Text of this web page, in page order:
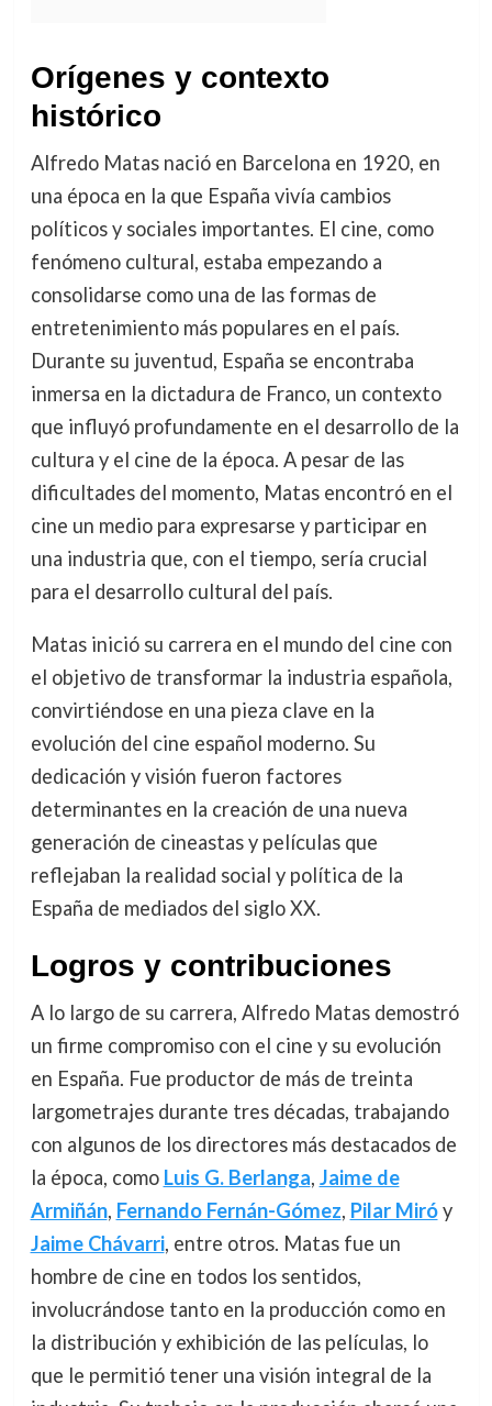
Orígenes y contexto
histórico
Alfredo Matas nació en Barcelona en 1920, en
una época en la que España vivía cambios
políticos y sociales importantes. El cine, como
fenómeno cultural, estaba empezando a
consolidarse como una de las formas de
entretenimiento más populares en el país.
Durante su juventud, España se encontraba
inmersa en la dictadura de Franco, un contexto
que influyó profundamente en el desarrollo de la
cultura y el cine de la época. A pesar de las
dificultades del momento, Matas encontró en el
cine un medio para expresarse y participar en
una industria que, con el tiempo, sería crucial
para el desarrollo cultural del país.
Matas inició su carrera en el mundo del cine con
el objetivo de transformar la industria española,
convirtiéndose en una pieza clave en la
evolución del cine español moderno. Su
dedicación y visión fueron factores
determinantes en la creación de una nueva
generación de cineastas y películas que
reflejaban la realidad social y política de la
España de mediados del siglo XX.
Logros y contribuciones
A lo largo de su carrera, Alfredo Matas demostró
un firme compromiso con el cine y su evolución
en España. Fue productor de más de treinta
largometrajes durante tres décadas, trabajando
con algunos de los directores más destacados de
la época, como Luis G. Berlanga, Jaime de
Armiñán, Fernando Fernán-Gómez, Pilar Miróy
Jaime Chávarri, entre otros. Matas fue un
hombre de cine en todos los sentidos,
involucrándose tanto en la producción como en
la distribución y exhibición de las películas, lo
que le permitió tener una visión integral de la